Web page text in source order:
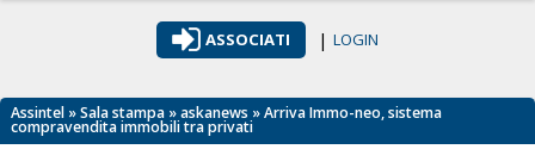
ASSOCIATI | LOGIN
Assintel »Sala stampa »askanews » Arriva Immo-neo, sistema
compravendita immobili tra privati